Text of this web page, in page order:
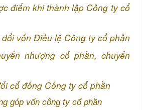
điểm khi thành lập Công ty cổ
vốn Điều lệ Công ty cổ phần
nhượng cổ phần, chuyển
cổ đông Công ty cổ phần
góp vốn công ty cổ phần